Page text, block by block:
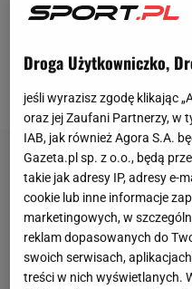
maksymalnie utrudniali
spotkaniach za kadencji
wolą walki, którą chciał
Droga Użytkowniczko,
jeśli wyrazisz zgodę klikając
oraz jej Zaufani Partnerzy, w
IAB, jak również Agora S.A.
Gazeta.pl sp. z o.o., będą
takie jak adresy IP, adresy e-
cookie lub inne informacje
marketingowych, w
reklam dopasowanych do
swoich serwisach,
treści w nich wyświetlanych.